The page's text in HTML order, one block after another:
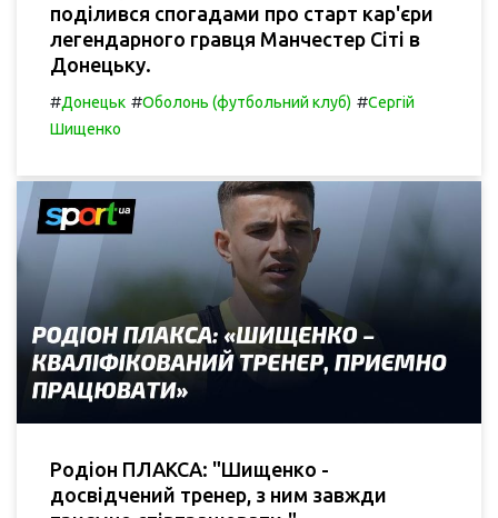
поділився спогадами про старт кар'єри
легендарного гравця Манчестер Сіті в
Донецьку.
#Донецьк #Оболонь (футбольний клуб) #Сергій
Шищенко
Родіон ПЛАКСА: "Шищенко -
досвідчений тренер, з ним завжди